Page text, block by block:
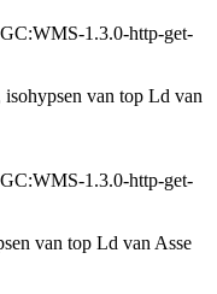
1.3.0-http-get-
van top Ld van
1.3.0-http-get-
van top Ld van Asse